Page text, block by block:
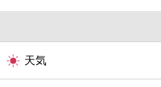
天気